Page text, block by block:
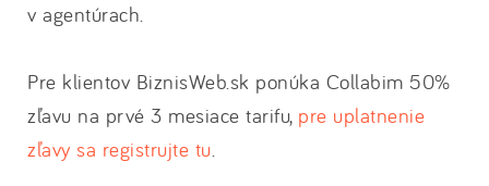
v agentúrach.
Pre klientov BiznisWeb.sk ponúka Collabim 50%
zľavu na prvé 3 mesiace tarifu, pre uplatnenie
zľavy sa registrujte tu.